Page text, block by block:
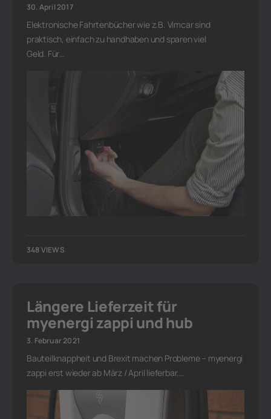
30. April 2017
Elektronische Fahrtenbücher wie z.B. Vimcar sind
praktisch, einfach zu handhaben und sparen viel
Geld. Für…
348 VIEWS
Längere Lieferzeit für
myenergi zappi und hub
3. Februar 2021
Bauteilknappheit und Brexit machen Probleme – myenergi
zappi erst wieder ab März / April lieferbar.…